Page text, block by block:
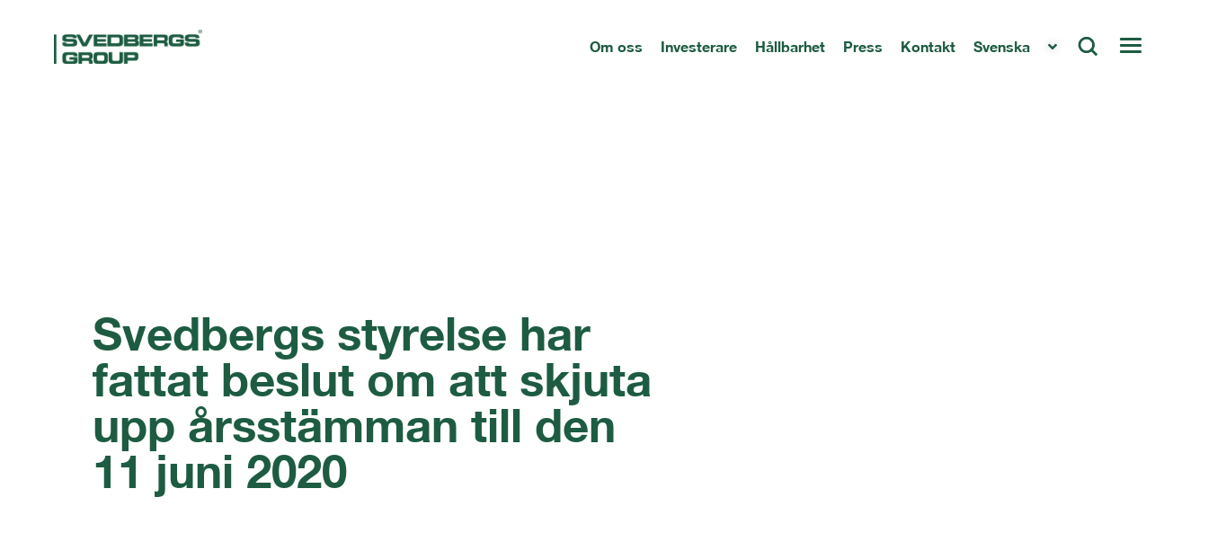
Om oss Investerare Hållbarhet Press Kontakt Svenska
Svedbergs styrelse har
fattat beslut om att skjuta
upp årsstämman till den
11 juni 2020